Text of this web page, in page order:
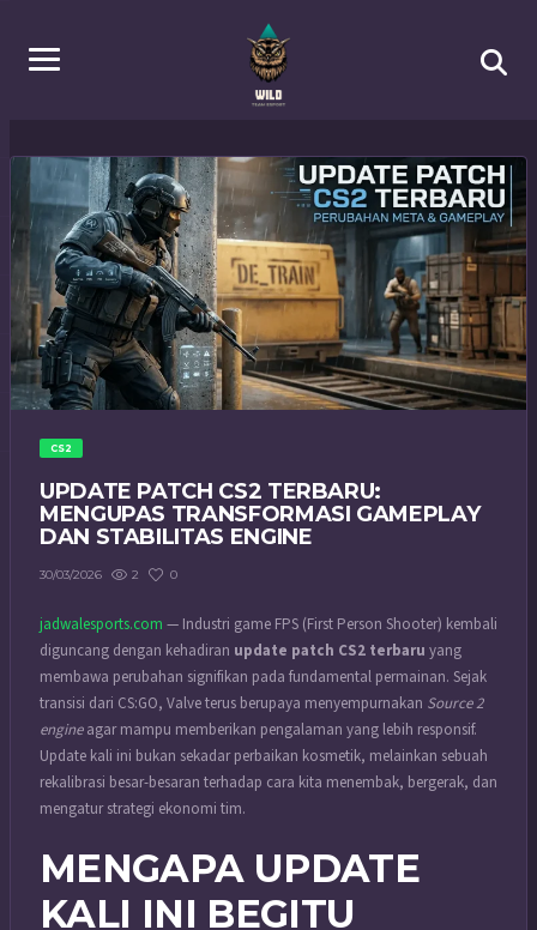
CS2
UPDATE PATCH CS2 TERBARU:
MENGUPAS TRANSFORMASI GAMEPLAY
DAN STABILITAS ENGINE
30/03/2026 2 0
jadwalesports.com — Industri game FPS (First Person Shooter) kembali
diguncang dengan kehadiran update patch CS2 terbaru yang
membawa perubahan signifikan pada fundamental permainan. Sejak
transisi dari CS:GO, Valve terus berupaya menyempurnakan Source 2
engineagar mampu memberikan pengalaman yang lebih responsif.
Update kali ini bukan sekadar perbaikan kosmetik, melainkan sebuah
rekalibrasi besar-besaran terhadap cara kita menembak, bergerak, dan
mengatur strategi ekonomi tim.
MENGAPA UPDATE
KALI INI BEGITU